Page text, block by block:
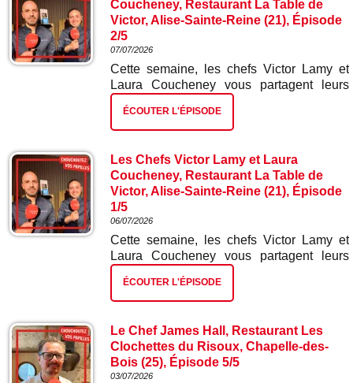
Coucheney, Restaurant La Table de
Victor, Alise-Sainte-Reine (21), Épisode
2/5
07/07/2026
Cette semaine, les chefs Victor Lamy et
Laura Coucheney vous partagent leurs
meilleures recettes. Dans ce deuxième
épisode : chorizo mini betterave.
ÉCOUTER L'ÉPISODE
Les Chefs Victor Lamy et Laura
Coucheney, Restaurant La Table de
Victor, Alise-Sainte-Reine (21), Épisode
1/5
06/07/2026
Cette semaine, les chefs Victor Lamy et
Laura Coucheney vous partagent leurs
meilleures recettes. Dans ce premier
épisode : tartelette ad hoc et radis.
ÉCOUTER L'ÉPISODE
Le Chef James Hall, Restaurant Les
Clochettes du Risoux, Chapelle-des-
Bois (25), Épisode 5/5
03/07/2026